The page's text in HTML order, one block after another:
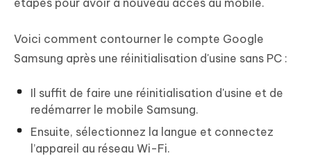
Voici comment contourner le compte Google
Samsung après une réinitialisation d'usine sans PC :
Il suffit de faire une réinitialisation d'usine et de
redémarrer le mobile Samsung.
Ensuite, sélectionnez la langue et connectez
l’appareil au réseau Wi-Fi.